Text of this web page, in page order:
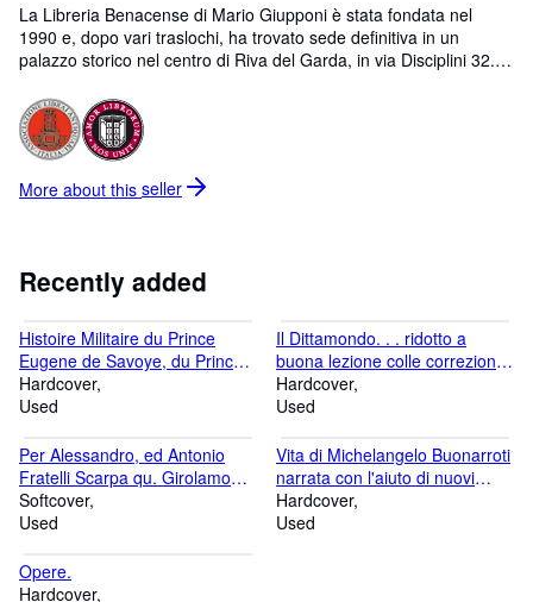
La Libreria Benacense di Mario Giupponi è stata fondata nel
1990 e, dopo vari traslochi, ha trovato sede definitiva in un
palazzo storico nel centro di Riva del Garda, in via Disciplini 32.
di ogni epoca ed argomento. Pubblichiamo cataloghi periodici di
libri antichi e rari d argomento tematico o generale tra cui:
letteratura, bibliografia, storia, viaggi, alpinismo e storia locale
italiana. I nostri cataloghi verranno inviati gratuitamente a chi ne
farà esplicita richiesta indicando chiaramente l area specifica del
More about this seller
Recently added
Histoire Militaire du Prince
Eugene de Savoye, du Prince
et Duc de Marlborough, et du
Prince de Nassau-Frise.
Hardcover
Used
Il Dittamondo. . . ridotto a
buona lezione colle correzioni
pubblicate dal cav. Vincenzo
Monti nella Proposta e con più
Hardcover
Used
Per Alessandro, ed Antonio
Fratelli Scarpa qu. Girolamo
contro La Nob. Commissaria
del qu. Camillo Scarpa. Al
Softcover
Used
Vita di Michelangelo Buonarroti
narrata con l'aiuto di nuovi
documenti.
Hardcover
Used
Opere.
Hardcover